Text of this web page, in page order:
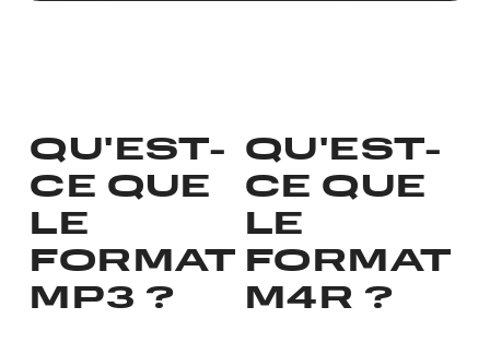
QU'EST-
CE QUE
LE
FORMAT
MP3 ?
QU'EST-
CE QUE
LE
FORMAT
M4R ?